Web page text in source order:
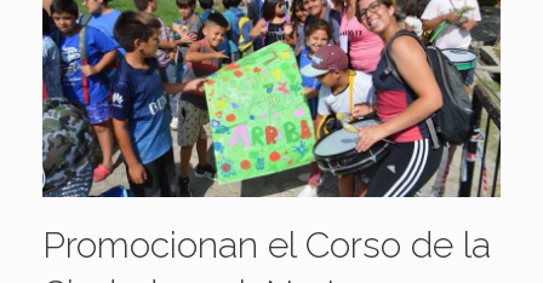
Promocionan el Corso de la